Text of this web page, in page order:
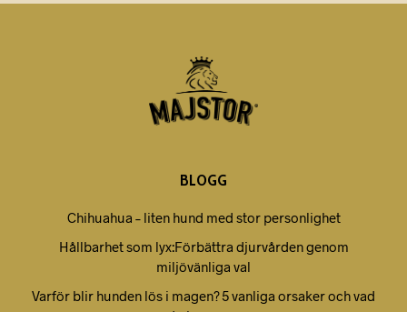
BLOGG
Chihuahua – liten hund med stor personlighet
Hållbarhet som lyx:Förbättra djurvården genom
miljövänliga val
Varför blir hunden lös i magen? 5 vanliga orsaker och vad